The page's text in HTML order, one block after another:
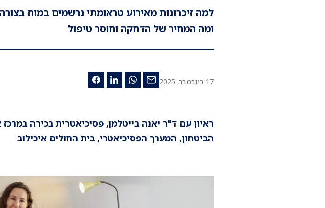
למה זיכרונות מאירוע טראומתי נרשמים במוח
ומה המחיר של הדחקה וחוסר טיפול
17 בנובמבר, 2025
ראיון עם ד"ר יאנה בייטלמן, פסיכיאטרית בכירה
הביטחון, המערך הפסיכיאטרי, בית החולים איכילוב